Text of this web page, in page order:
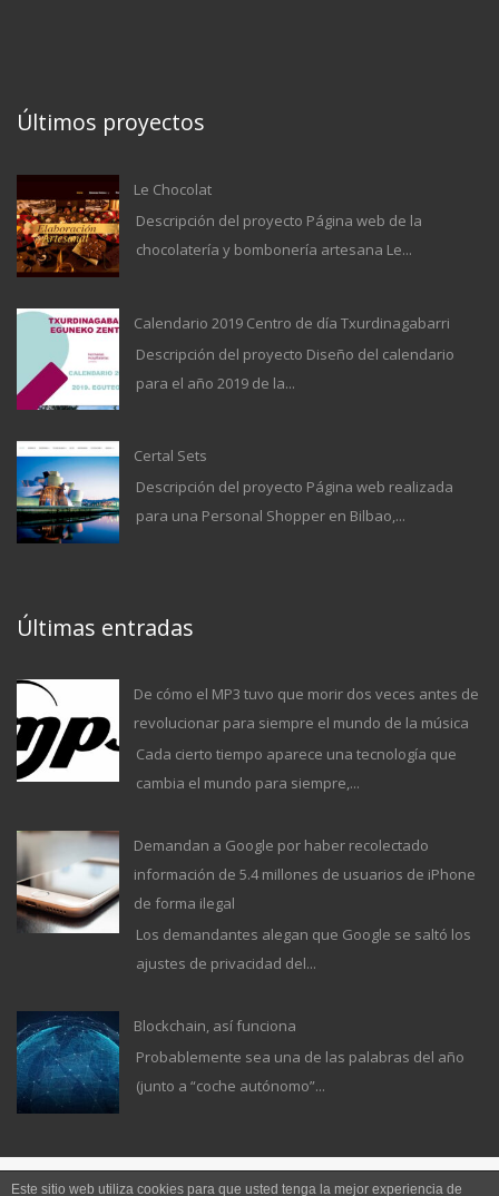
Últimos proyectos
Le Chocolat
Descripción del proyecto Página web de la
chocolatería y bombonería artesana Le...
Calendario 2019 Centro de día Txurdinagabarri
Descripción del proyecto Diseño del calendario
para el año 2019 de la...
Certal Sets
Descripción del proyecto Página web realizada
para una Personal Shopper en Bilbao,...
Últimas entradas
De cómo el MP3 tuvo que morir dos veces antes de
revolucionar para siempre el mundo de la música
Cada cierto tiempo aparece una tecnología que
cambia el mundo para siempre,...
Demandan a Google por haber recolectado
información de 5.4 millones de usuarios de iPhone
de forma ilegal
Los demandantes alegan que Google se saltó los
ajustes de privacidad del...
Blockchain, así funciona
Probablemente sea una de las palabras del año
(junto a “coche autónomo”...
Este sitio web utiliza cookies para que usted tenga la mejor experiencia de